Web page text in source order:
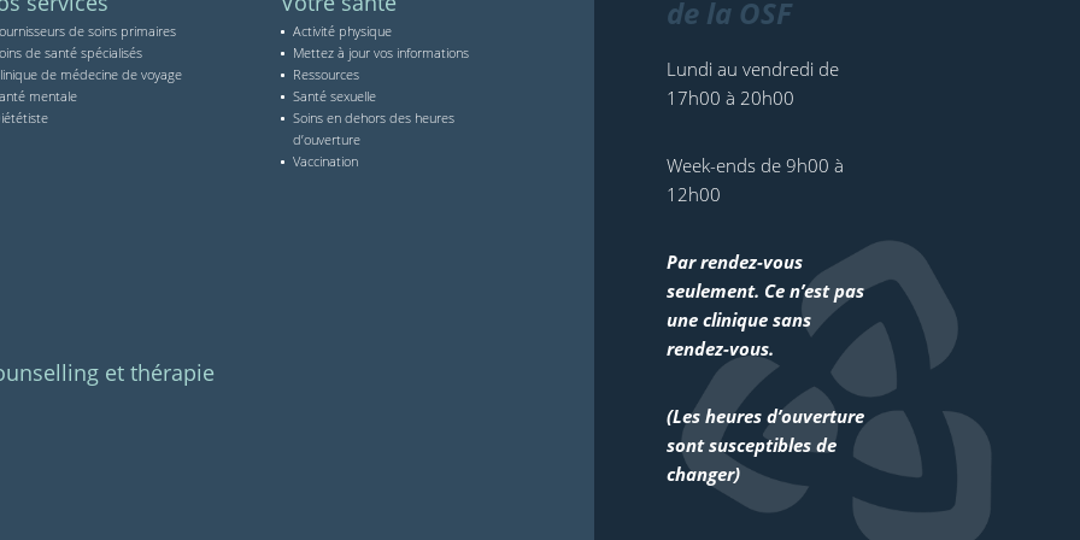
de soins primaires
de santé spécialisés
de médecine de voyage
mentale
Activité physique
Mettez à jour vos informations
Ressources
Santé sexuelle
Soins en dehors des heures
d’ouverture
Vaccination
et thérapie
de la OSF
Lundi au vendredi de
17h00 à 20h00
Week-ends de 9h00 à
12h00
Par rendez-vous
seulement. Ce n’est pas
une clinique sans
rendez-vous.
(Les heures d’ouverture
sont susceptibles de
changer)